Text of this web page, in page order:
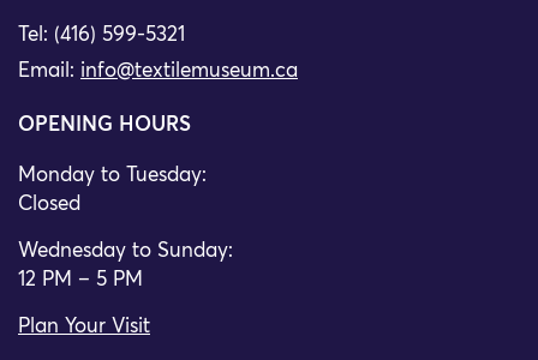
Tel: (416) 599-5321
Email: info@textilemuseum.ca
OPENING HOURS
Monday to Tuesday:
Closed
Wednesday to Sunday:
12 PM – 5 PM
Plan Your Visit